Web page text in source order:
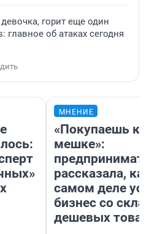
горит еще один
главное об атаках сегодня
МНЕНИЕ
«Покупаешь
мешке»:
рассказала,
самом деле
бизнес со
дешевых